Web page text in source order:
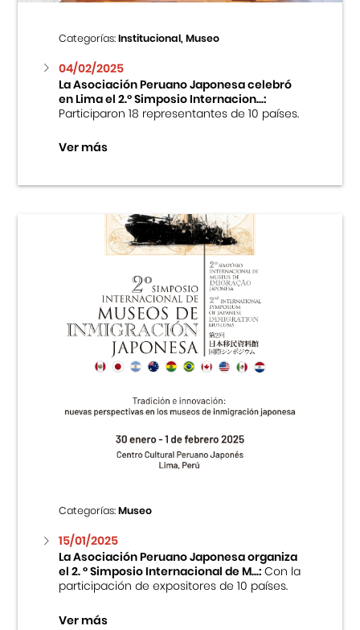
Categorías:Institucional, Museo
04/02/2025
La Asociación Peruano Japonesa celebró
en Lima el 2.º Simposio Internacion...:
Participaron 18 representantes de 10 países.
Ver más
Categorías:Museo
15/01/2025
La Asociación Peruano Japonesa organiza
el 2. ° Simposio Internacional de M...:Con la
participación de expositores de 10 países.
Ver más